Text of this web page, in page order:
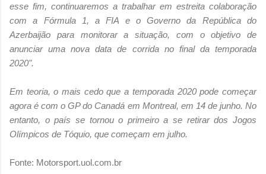
esse fim, continuaremos a trabalhar em estreita colaboração
com a Fórmula 1, a FIA e o Governo da República do
Azerbaijão para monitorar a situação, com o objetivo de
anunciar uma nova data de corrida no final da temporada
2020".
Em teoria, o mais cedo que a temporada 2020 pode começar
agora é com o GP do Canadá em Montreal, em 14 de junho. No
entanto, o país se tornou o primeiro a se retirar dos Jogos
Olímpicos de Tóquio, que começam em julho.
Fonte: Motorsport.uol.com.br